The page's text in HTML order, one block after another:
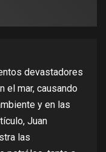
devastadores
el mar, causando
y en las
Juan
las